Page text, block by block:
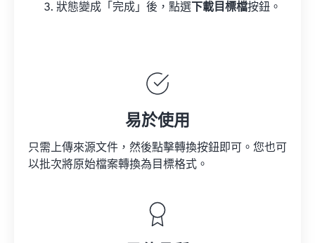
狀態變成「完成」後，點選 下載目標檔按鈕。
易於使用
只需上傳來源文件，然後點擊轉換按鈕即可。您也可
以批次將原始檔案轉換為目標格式。